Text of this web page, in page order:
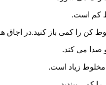
کم است.
را کمی باز کنید.در اجاق
زیاد است.